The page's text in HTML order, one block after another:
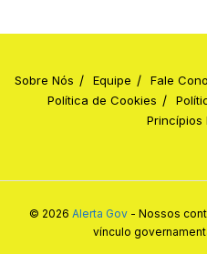
Sobre Nós Equipe Fale
Política de Cookies
Princípios
© 2026 Alerta Gov - Nossos
vínculo